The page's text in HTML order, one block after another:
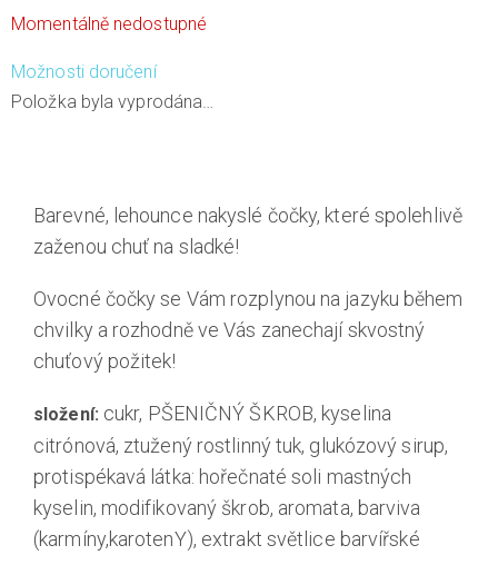
cena:
Momentálně nedostupné
Možnosti doručení
Položka byla vyprodána…
Barevné, lehounce nakyslé čočky, které spolehlivě
zaženou chuť na sladké!
Ovocné čočky se Vám rozplynou na jazyku během
chvilky a rozhodně ve Vás zanechají skvostný
chuťový požitek!
složení: cukr, PŠENIČNÝ ŠKROB, kyselina
citrónová, ztužený rostlinný tuk, glukózový sirup,
protispékavá látka: hořečnaté soli mastných
kyselin, modifikovaný škrob, aromata, barviva
(karmíny,karotenY), extrakt světlice barvířské